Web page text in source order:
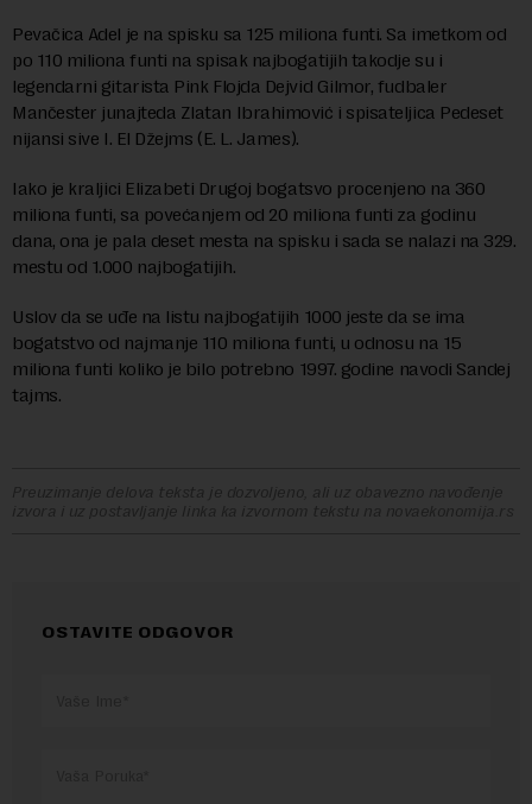
Pevačica Adel je na spisku sa 125 miliona funti. Sa imetkom od
po 110 miliona funti na spisak najbogatijih takodje su i
legendarni gitarista Pink Flojda Dejvid Gilmor, fudbaler
Mančester junajteda Zlatan Ibrahimović i spisateljica Pedeset
nijansi sive I. El Džejms (E. L. James).
Iako je kraljici Elizabeti Drugoj bogatsvo procenjeno na 360
miliona funti, sa povećanjem od 20 miliona funti za godinu
dana, ona je pala deset mesta na spisku i sada se nalazi na 329.
mestu od 1.000 najbogatijih.
Uslov da se uđe na listu najbogatijih 1000 jeste da se ima
bogatstvo od najmanje 110 miliona funti, u odnosu na 15
miliona funti koliko je bilo potrebno 1997. godine navodi Sandej
tajms.
Preuzimanje delova teksta je dozvoljeno, ali uz obavezno navođenje
izvora i uz postavljanje linka ka izvornom tekstu na novaekonomija.rs
OSTAVITE ODGOVOR